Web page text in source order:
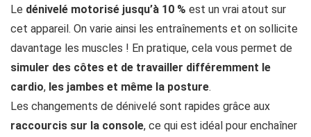
Le dénivelé motorisé jusqu’à 10 % est un vrai atout sur
cet appareil. On varie ainsi les entraînements et on sollicite
davantage les muscles ! En pratique, cela vous permet de
simuler des côtes et de travailler différemment le
cardio, les jambes et même la posture.
Les changements de dénivelé sont rapides grâce aux
raccourcis sur la console, ce qui est idéal pour enchaîner